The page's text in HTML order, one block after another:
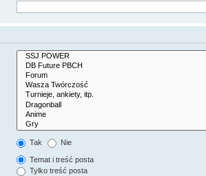
Tak Nie
Temat i treść posta
Tylko treść posta